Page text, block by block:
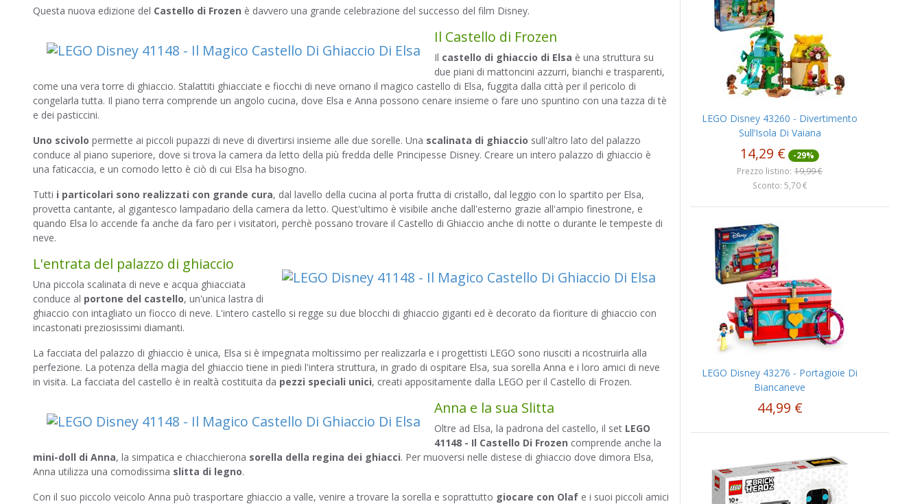
Questa nuova edizione del Castello di Frozen è davvero una grande celebrazione del successo del film Disney.
Il Castello di Frozen
Il castello di ghiaccio di Elsa è una struttura su
due piani di mattoncini azzurri, bianchi e trasparenti,
come una vera torre di ghiaccio. Stalattiti ghiacciate e fiocchi di neve ornano il magico castello di Elsa, fuggita dalla città per il pericolo di
congelarla tutta. Il piano terra comprende un angolo cucina, dove Elsa e Anna possono cenare insieme o fare uno spuntino con una tazza di tè
e dei pasticcini.
Uno scivolo permette ai piccoli pupazzi di neve di divertirsi insieme alle due sorelle. Una scalinata di ghiaccio sull'altro lato del palazzo
conduce al piano superiore, dove si trova la camera da letto della più fredda delle Principesse Disney. Creare un intero palazzo di ghiaccio è
una faticaccia, e un comodo letto è ciò di cui Elsa ha bisogno.
Tutti i particolari sono realizzati con grande cura, dal lavello della cucina al porta frutta di cristallo, dal leggio con lo spartito per Elsa,
provetta cantante, al gigantesco lampadario della camera da letto. Quest'ultimo è visibile anche dall'esterno grazie all'ampio finestrone, e
quando Elsa lo accende fa anche da faro per i visitatori, perchè possano trovare il Castello di Ghiaccio anche di notte o durante le tempeste di
neve.
L'entrata del palazzo di ghiaccio
Una piccola scalinata di neve e acqua ghiacciata
conduce al portone del castello, un'unica lastra di
ghiaccio con intagliato un fiocco di neve. L'intero castello si regge su due blocchi di ghiaccio giganti ed è decorato da fioriture di ghiaccio con
incastonati preziosissimi diamanti.
La facciata del palazzo di ghiaccio è unica, Elsa si è impegnata moltissimo per realizzarla e i progettisti LEGO sono riusciti a ricostruirla alla
perfezione. La potenza della magia del ghiaccio tiene in piedi l'intera struttura, in grado di ospitare Elsa, sua sorella Anna e i loro amici di neve
in visita. La facciata del castello è in realtà costituita da pezzi speciali unici, creati appositamente dalla LEGO per il Castello di Frozen.
Anna e la sua Slitta
Oltre ad Elsa, la padrona del castello, il set LEGO
41148 - Il Castello Di Frozen comprende anche la
mini-doll di Anna, la simpatica e chiacchierona sorella della regina dei ghiacci. Per muoversi nelle distese di ghiaccio dove dimora Elsa,
Anna utilizza una comodissima slitta di legno.
Con il suo piccolo veicolo Anna può trasportare ghiaccio a valle, venire a trovare la sorella e soprattutto giocare con Olaf e i suoi piccoli amici
LEGO Disney 43260 - Divertimento
Sull’Isola Di Vaiana
14,29 € -29%
Prezzo listino: 19,99 €
Sconto: 5,70 €
LEGO Disney 43276 - Portagioie Di
Biancaneve
44,99 €